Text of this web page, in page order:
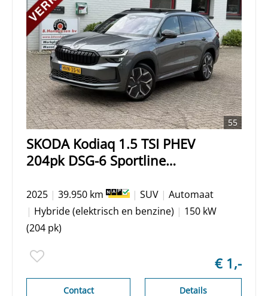
55
SKODA Kodiaq 1.5 TSI PHEV
204pk DSG-6 Sportline
Panoramadak/ Comfort pakket/
Head-Up/ Dynamic Chassis/ 20
Inch/ Trekhaak/ Origineel NL/
2025 | 39.950 km | SUV | Automaat
| Hybride (elektrisch en benzine) | 150 kW
(204 pk)
€ 1,-
Details
Contact